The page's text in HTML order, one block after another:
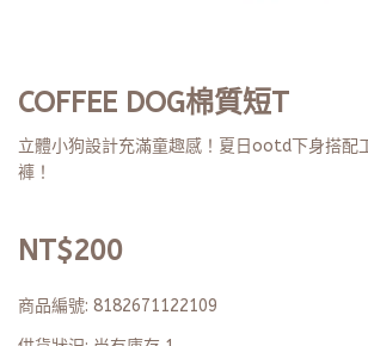
COFFEE DOG棉質短T
立體小狗設計充滿童趣感！夏日ootd下身搭配
褲！
NT$200
商品編號: 8182671122109